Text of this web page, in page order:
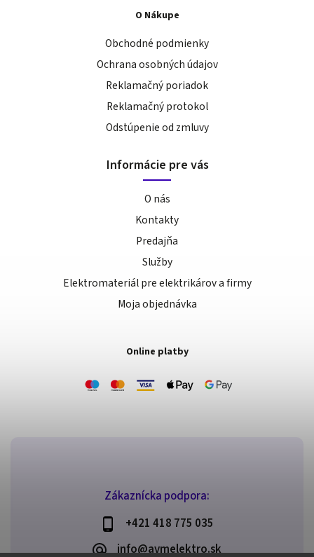
Zákaznícka podpora:
+421 418 775 035
info@avmelektro.sk
O Nákupe
Obchodné podmienky
Ochrana osobných údajov
Reklamačný poriadok
Reklamačný protokol
Odstúpenie od zmluvy
Informácie pre vás
O nás
Kontakty
Predajňa
Služby
Elektromateriál pre elektrikárov a firmy
Moja objednávka
Online platby